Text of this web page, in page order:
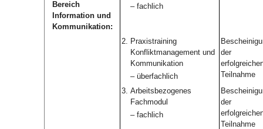
Bereich
Information und
Kommunikation:
– fachlich
2. Praxistraining
Konfliktmanagement und
Kommunikation
– überfachlich
der
Teilnahme
3. Arbeitsbezogenes
Fachmodul
– fachlich
der
Teilnahme